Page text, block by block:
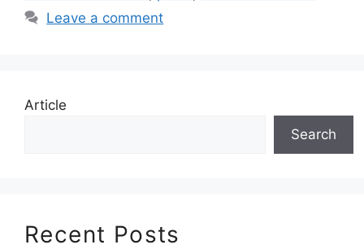
Leave a comment
Article
Search
Recent Posts